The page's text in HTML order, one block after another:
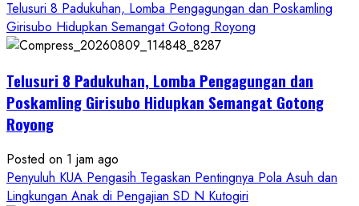
Telusuri 8 Padukuhan, Lomba Pengagungan dan Poskamling
Girisubo Hidupkan Semangat Gotong Royong
Telusuri 8 Padukuhan, Lomba Pengagungan dan
Poskamling Girisubo Hidupkan Semangat Gotong
Royong
Posted on 1 jam ago
Penyuluh KUA Pengasih Tegaskan Pentingnya Pola Asuh dan
Lingkungan Anak di Pengajian SD N Kutogiri